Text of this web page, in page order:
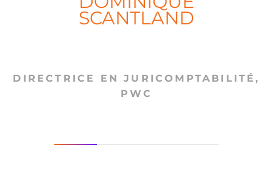
SCANTLAND
DIRECTRICE EN JURICOMPTABILITÉ,
PWC